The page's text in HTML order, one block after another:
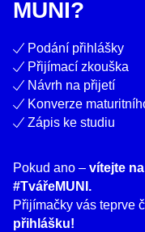
MUNI?
Podání přihlášky
Přijímací zkouška
Návrh na přijetí
Konverze
Zápis ke studiu
Pokud ano – vítejte
#TvářeMUNI.
Přijímačky vás teprve
přihlášku!